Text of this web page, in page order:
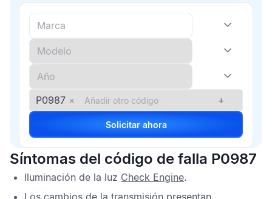
P0987 × +
Solicitar ahora
Síntomas del código de falla P0987
Iluminación de la luz Check Engine.
Los cambios de la transmisión presentan